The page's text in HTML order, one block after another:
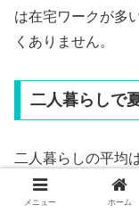
は在宅ワークが多
くありません。
二人暮らしで
二人暮らしの平均
り高い水準です。
古いエアコンを使
メニュー ホーム